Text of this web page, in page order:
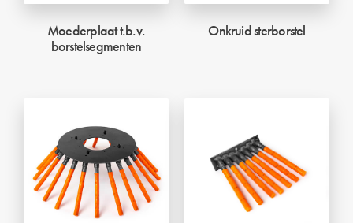
Moederplaat t.b.v.
borstelsegmenten
Onkruid sterborstel